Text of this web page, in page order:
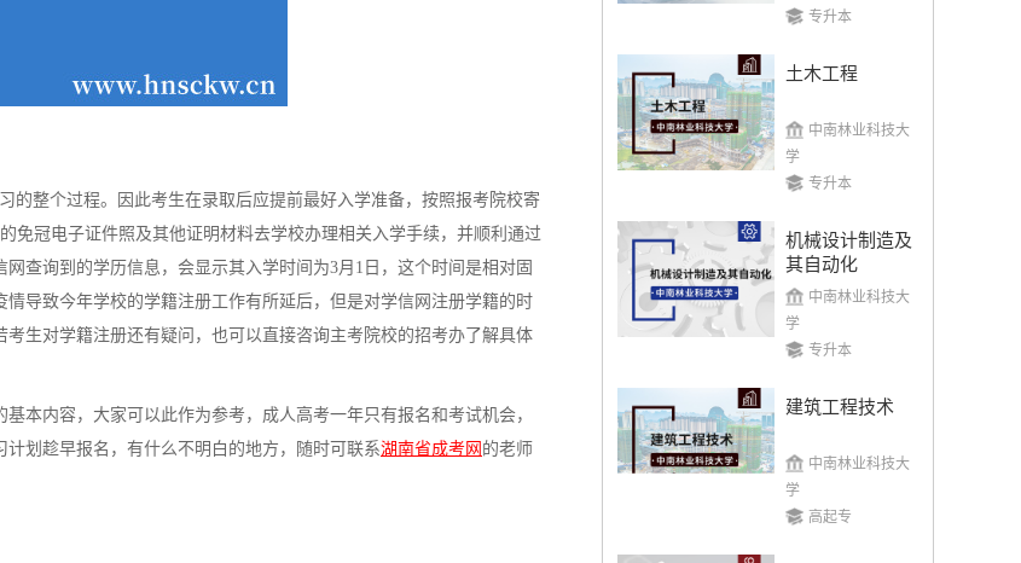
整个过程。因此考生在录取后应提前最好入学准备，按照报考院校寄
免冠电子证件照及其他证明材料去学校办理相关入学手续，并顺利通过
查询到的学历信息，会显示其入学时间为3月1日，这个时间是相对固
导致今年学校的学籍注册工作有所延后，但是对学信网注册学籍的时
生对学籍注册还有疑问，也可以直接咨询主考院校的招考办了解具体
本内容，大家可以此作为参考，成人高考一年只有报名和考试机会，
划趁早报名，有什么不明白的地方，随时可联系湖南省成考网 的老师
湖南农业大学
招生简章 立即报名
中南林业科技大学
立即报名
专升本
土木工程
中南林业科技大
学
专升本
机械设计制造及
其自动化
中南林业科技大
学
专升本
建筑工程技术
中南林业科技大
学
高起专